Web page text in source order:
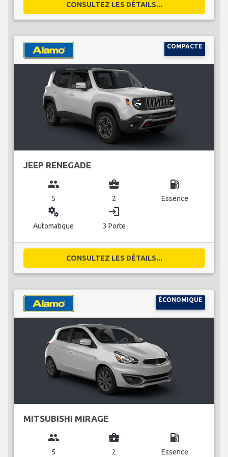
CONSULTEZ LES DÉTAILS...
COMPACTE
JEEP RENEGADE
group
5
business_center
2
local_gas_station
Essence
miscellaneous_services
Automatique
login
3 Porte
CONSULTEZ LES DÉTAILS...
ÉCONOMIQUE
MITSUBISHI MIRAGE
group
5
business_center
2
local_gas_station
Essence